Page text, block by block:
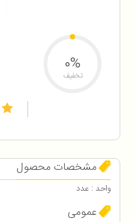
0%
تخفیف
مشخصات محصول
واحد : عدد
عمومی